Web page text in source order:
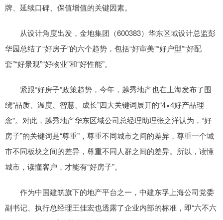
牌、延续口碑、保值增值的关键因素。
从设计角度出发，金地集团（600383）华东区域设计总监彭
华园总结了“好房子”的六个趋势，包括“好审美”“好户型”“好配
套”“好景观”“好物业”和“好性能”。
紧跟“好房子”政策趋势，今年，越秀地产也在上海发布了围
绕“品质、温度、智慧、成长”四大关键词展开的“4×4好产品理
念”。对此，越秀地产华东区域公司总经理助理张之洋认为，“好
房子”的关键词是“尊重”，尊重不同城市之间的差异，尊重一个城
市不同板块之间的差异，尊重不同人群之间的差异。所以，读懂
城市，读懂客户，才能有“好房子”。
作为中国建筑旗下的地产平台之一，中建东孚上海公司党委
副书记、执行总经理王佳宏也透露了企业内部的标准，即“六不六